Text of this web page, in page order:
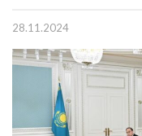
28.11.2024